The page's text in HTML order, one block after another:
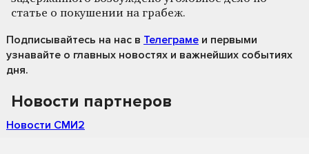
статье о покушении на грабеж.
Подписывайтесь на нас в Телеграме и первыми
узнавайте о главных новостях и важнейших событиях
дня.
Новости партнеров
Новости СМИ2